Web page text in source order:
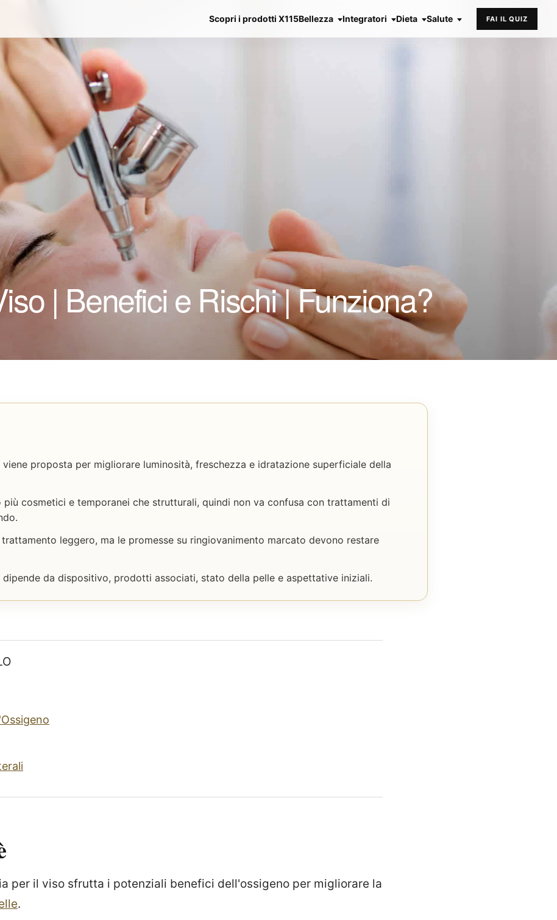
Scopri i prodotti X115Bellezza Integratori Dieta Salute FAI IL QUIZ
| Benefici e Rischi | Funziona?
proposta per migliorare luminosità, freschezza e idratazione superficiale della
più cosmetici e temporanei che strutturali, quindi non va confusa con trattamenti di
leggero, ma le promesse su ringiovanimento marcato devono restare
da dispositivo, prodotti associati, stato della pelle e aspettative iniziali.
per il viso sfrutta i potenziali benefici dell'ossigeno per migliorare la
.